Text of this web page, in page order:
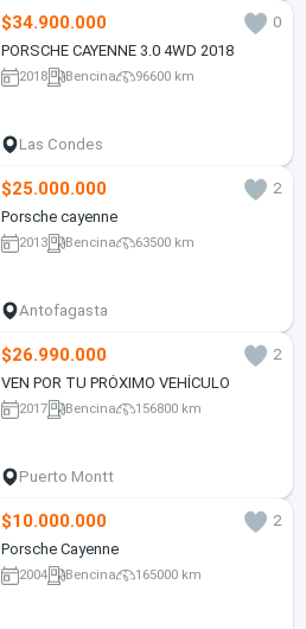
$34.900.000
0
PORSCHE CAYENNE 3.0 4WD 2018
2018 Bencina 96600 km
Las Condes
$25.000.000
2
Porsche cayenne
2013 Bencina 63500 km
Antofagasta
$26.990.000
2
VEN POR TU PRÓXIMO VEHÍCULO
2017 Bencina 156800 km
Puerto Montt
$10.000.000
2
Porsche Cayenne
2004 Bencina 165000 km